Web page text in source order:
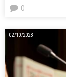
0
02/10/2023